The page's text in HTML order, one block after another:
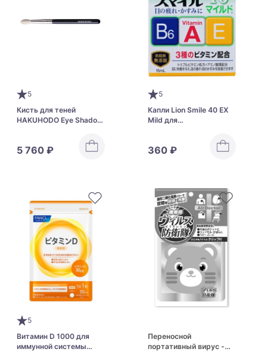
5
Кисть для теней
HAKUHODO Eye Shadow
5 760 ₽
5
Капли Lion Smile 40 ЕХ
Mild для
360 ₽
5
Витамин D 1000 для
иммунной системы
Переносной
портативный вирус -